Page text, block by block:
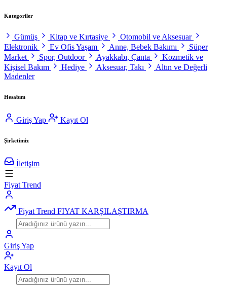
Kategoriler
Gümüş Kitap ve Kırtasiye
Otomobil ve Aksesuar
Elektronik
Ev Ofis Yaşam Anne, Bebek Bakımı
Süper
Market
Spor, Outdoor Ayakkabı, Çanta
Kozmetik ve
Kişisel Bakım
Hediye Aksesuar, Takı
Altın ve Değerli
Madenler
Hesabım
Giriş Yap Kayıt Ol
Şirketimiz
İletişim
Fiyat Trend
Fiyat Trend FIYAT KARŞILAŞTIRMA
Giriş Yap
Kayıt Ol